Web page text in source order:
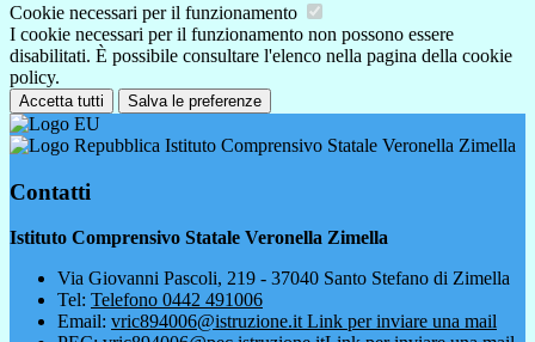
Cookie necessari per il funzionamento
I cookie necessari per il funzionamento non possono essere
disabilitati. È possibile consultare l'elenco nella pagina della cookie
policy.
Accetta tutti Salva le preferenze
Istituto Comprensivo Statale Veronella Zimella
Contatti
Istituto Comprensivo Statale Veronella Zimella
Via Giovanni Pascoli, 219 - 37040 Santo Stefano di Zimella
Tel: Telefono 0442 491006
Email: vric894006@istruzione.it Link per inviare una mail